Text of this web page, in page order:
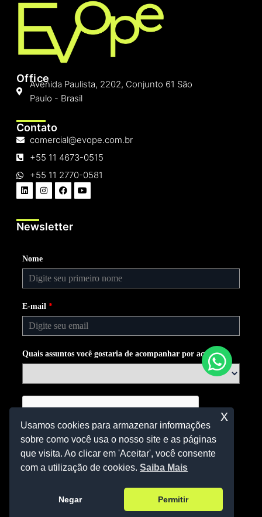
Office
Avenida Paulista, 2202, Conjunto 61 São
Paulo - Brasil
Contato
comercial@evope.com.br
+55 11 4673-0515
+55 11 2770-0581
Newsletter
Nome
E-mail *
Quais assuntos você gostaria de acompanhar por aqui?*
Assinar Newsletter
Usamos cookies para armazenar informações
sobre como você usa o nosso site e as páginas
que visita. Ao clicar em 'Aceitar', você consente
com a utilização de cookies.Saiba Mais
Negar Permitir
x